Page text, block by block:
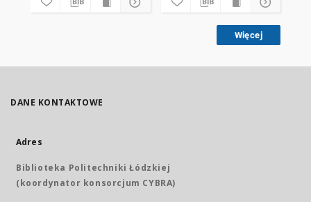
Więcej
DANE KONTAKTOWE
Adres
Biblioteka Politechniki Łódzkiej
(koordynator konsorcjum CYBRA)